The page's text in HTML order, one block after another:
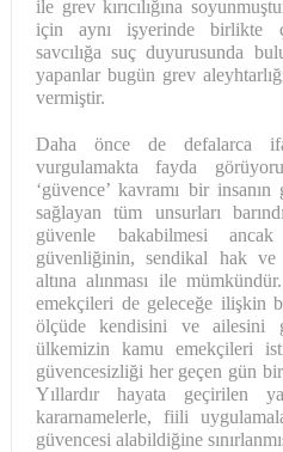
ile grev kırıcılığına
için aynı işyerinde birlikte
savcılığa suç duyurusunda
yapanlar bugün grev
vermiştir.
Daha önce de defalarca
vurgulamakta fayda
‘güvence’ kavramı bir insanın
sağlayan tüm unsurları
güvenle bakabilmesi
güvenliğinin, sendikal hak
altına alınması ile
emekçileri de geleceğe ilişkin
ölçüde kendisini ve ailesini
ülkemizin kamu emekçileri
güvencesizliği her geçen gün
Yıllardır hayata geçirilen
kararnamelerle, fiili
güvencesi alabildiğine